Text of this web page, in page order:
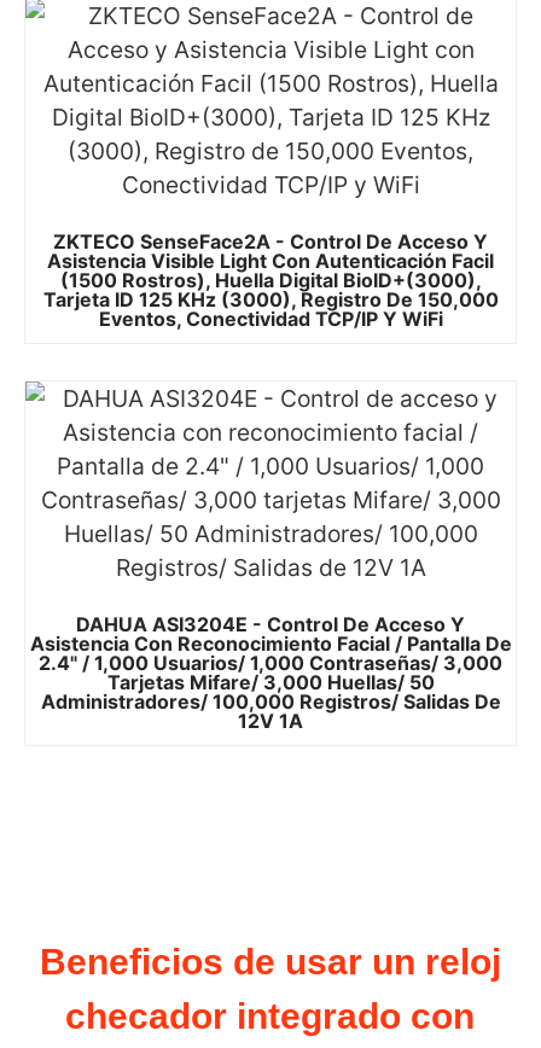
ZKTECO SenseFace2A - Control De Acceso Y
Asistencia Visible Light Con Autenticación Facil
(1500 Rostros), Huella Digital BioID+(3000),
Tarjeta ID 125 KHz (3000), Registro De 150,000
Eventos, Conectividad TCP/IP Y WiFi
DAHUA ASI3204E - Control De Acceso Y
Asistencia Con Reconocimiento Facial / Pantalla De
2.4" / 1,000 Usuarios/ 1,000 Contraseñas/ 3,000
Tarjetas Mifare/ 3,000 Huellas/ 50
Administradores/ 100,000 Registros/ Salidas De
12V 1A
Beneficios de usar un reloj
checador integrado con